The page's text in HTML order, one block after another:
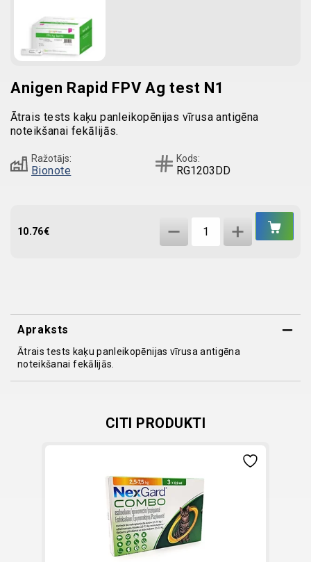
Anigen Rapid FPV Ag test N1
Ātrais tests kaķu panleikopēnijas vīrusa antigēna
noteikšanai fekālijās.
Ražotājs:
Bionote
Kods:
RG1203DD
10.76€
N1
Apraksts
Ātrais tests kaķu panleikopēnijas vīrusa antigēna
noteikšanai fekālijās.
CITI PRODUKTI